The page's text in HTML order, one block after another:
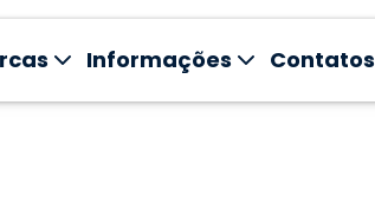
Informações Contatos